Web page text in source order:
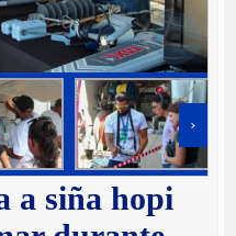
›
a siña hopi